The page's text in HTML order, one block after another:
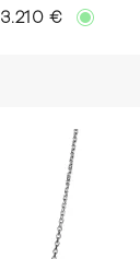
3.210 €